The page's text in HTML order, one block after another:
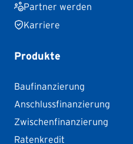
Partner werden
Karriere
Produkte
Baufinanzierung
Anschlussfinanzierung
Zwischenfinanzierung
Ratenkredit